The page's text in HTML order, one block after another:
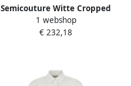
Semicouture Witte Cropped
Cardigan met
Juweelknopen White Dames
1 webshop
€ 232,18